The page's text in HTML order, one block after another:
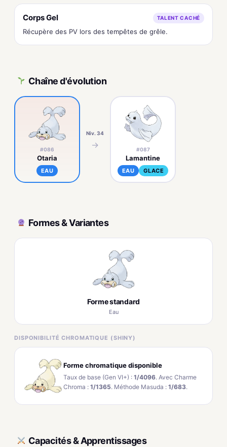
Corps Gel TALENT CACHÉ
Récupère des PV lors des tempêtes de grêle.
Chaîne d'évolution
#086
Otaria
EAU
Niv. 34
→ #087
Lamantine
EAU GLACE
Formes & Variantes
Forme standard
Eau
DISPONIBILITÉ CHROMATIQUE (SHINY)
Forme chromatique disponible
Taux de base (Gen VI+) : 1/4096. Avec Charme
Chroma : 1/1365. Méthode Masuda : 1/683.
Capacités & Apprentissages